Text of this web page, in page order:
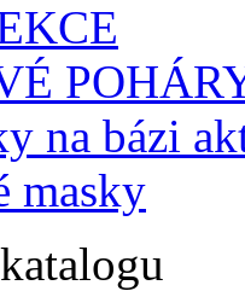
na bázi
masky